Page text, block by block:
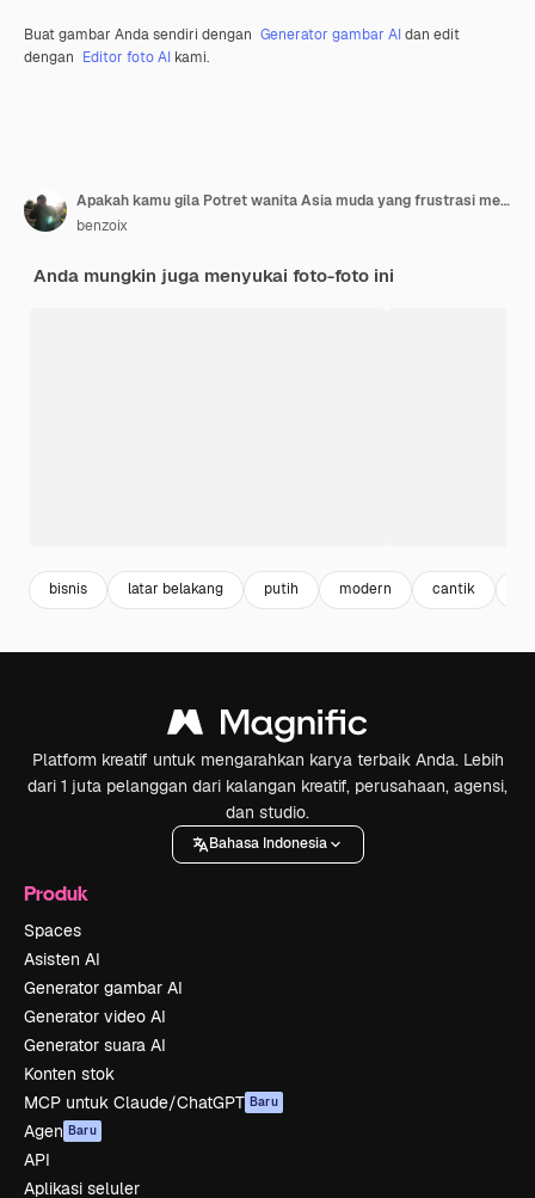
Buat gambar Anda sendiri dengan Generator gambar AIdan edit
dengan Editor foto AI kami.
Apakah kamu gila Potret wanita Asia muda yang frustrasi menggulung jari di dekat kepala dan mengangkat bahu seseorang yang gila atau bodoh berdiri di atas latar belakang putih
benzoix
Anda mungkin juga menyukai foto-foto ini
bisnis latar belakang putih modern cantik
Platform kreatif untuk mengarahkan karya terbaik Anda. Lebih
dari 1 juta pelanggan dari kalangan kreatif, perusahaan, agensi,
dan studio.
Bahasa Indonesia
Produk
Spaces
Asisten AI
Generator gambar AI
Generator video AI
Generator suara AI
Konten stok
MCP untuk Claude/ChatGPT Baru
Agen Baru
API
Aplikasi seluler